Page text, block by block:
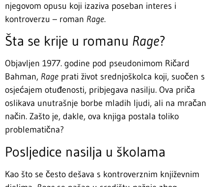
njegovom opusu koji izaziva poseban interes i
kontroverzu – roman Rage.
Šta se krije u romanu Rage?
Objavljen 1977. godine pod pseudonimom Ričard
Bahman, Rage prati život srednjoškolca koji, suočen s
osjećajem otuđenosti, pribjegava nasilju. Ova priča
oslikava unutrašnje borbe mladih ljudi, ali na mračan
način. Zašto je, dakle, ova knjiga postala toliko
problematična?
Posljedice nasilja u školama
Kao što se često dešava s kontroverznim književnim